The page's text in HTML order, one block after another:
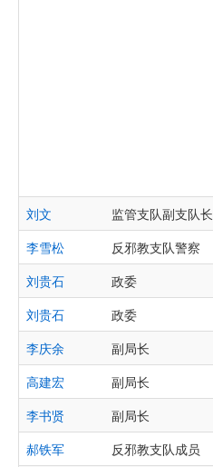
刘文
监管支队副支队长
李雪松
反邪教支队警察
刘贵石
政委
刘贵石
政委
李庆余
副局长
高建宏
副局长
李书贤
副局长
郝铁军
反邪教支队成员